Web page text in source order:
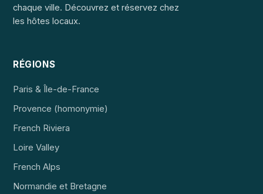
chaque ville. Découvrez et réservez chez
les hôtes locaux.
RÉGIONS
Paris & Île-de-France
Provence (homonymie)
French Riviera
Loire Valley
French Alps
Normandie et Bretagne